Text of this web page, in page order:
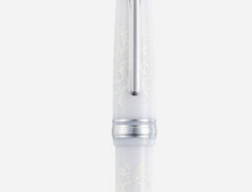
シュナイダーのアクリルマーカー